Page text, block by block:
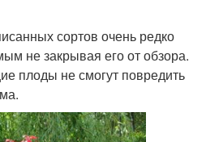
сортов очень редко
не закрывая его от обзора.
плоды не смогут повредить